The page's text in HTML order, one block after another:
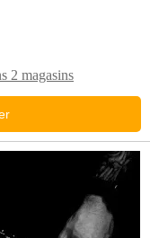
2 magasins